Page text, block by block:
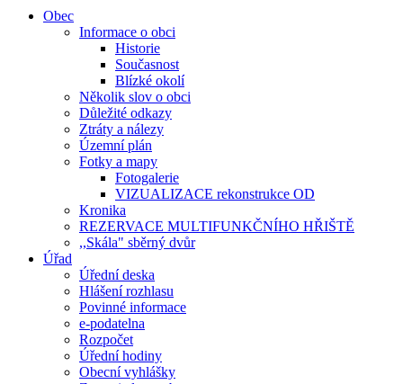
Obec
Informace o obci
Historie
Současnost
Blízké okolí
Několik slov o obci
Důležité odkazy
Ztráty a nálezy
Územní plán
Fotky a mapy
Fotogalerie
VIZUALIZACE rekonstrukce OD
Kronika
REZERVACE MULTIFUNKČNÍHO HŘIŠTĚ
,,Skála" sběrný dvůr
Úřad
Úřední deska
Hlášení rozhlasu
Povinné informace
e-podatelna
Rozpočet
Úřední hodiny
Obecní vyhlášky